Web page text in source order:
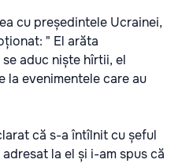
cu președintele Ucrainei,
" El arăta
aduc niște hîrtii, el
la evenimentele care au
că s-a întîlnit cu șeful
la el și i-am spus că